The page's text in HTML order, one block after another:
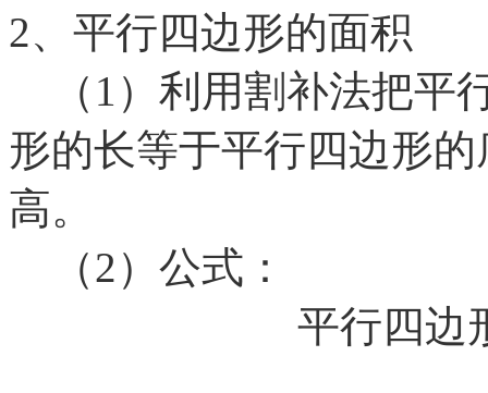
2、平行四边形的面积
（1）利用割补法把平
形的长等于平行四边形
高。
（2）公式：
平行四边